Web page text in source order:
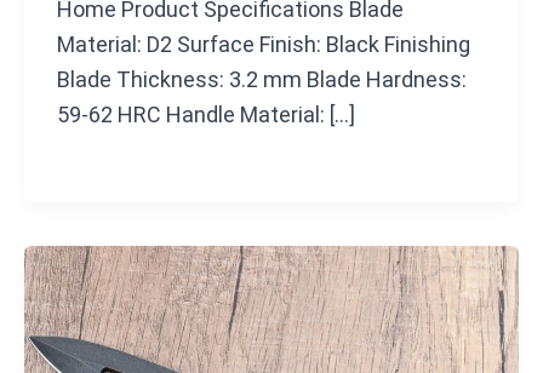
Home Product Specifications Blade
Material: D2 Surface Finish: Black Finishing
Blade Thickness: 3.2 mm Blade Hardness:
59-62 HRC Handle Material: […]